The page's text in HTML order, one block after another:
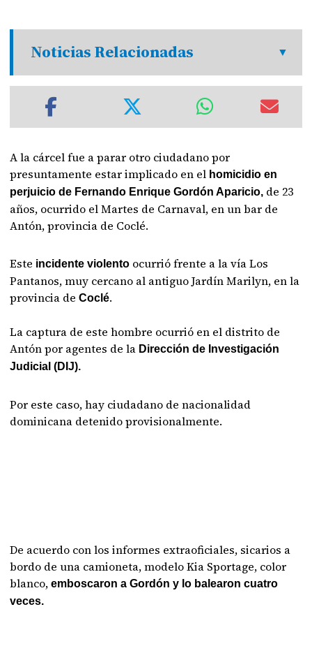
Noticias Relacionadas
A la cárcel fue a parar otro ciudadano por
presuntamente estar implicado en el homicidio en
perjuicio de Fernando Enrique Gordón Aparicio, de 23
años, ocurrido el Martes de Carnaval, en un bar de
Antón, provincia de Coclé.
Este incidente violento ocurrió frente a la vía Los
Pantanos, muy cercano al antiguo Jardín Marilyn, en la
provincia deCoclé.
La captura de este hombre ocurrió en el distrito de
Antón por agentes de la Dirección de Investigación
Judicial (DIJ).
Por este caso, hay ciudadano de nacionalidad
dominicana detenido provisionalmente.
De acuerdo con los informes extraoficiales, sicarios a
bordo de una camioneta, modelo Kia Sportage, color
blanco,emboscaron a Gordón y lo balearon cuatro
veces.